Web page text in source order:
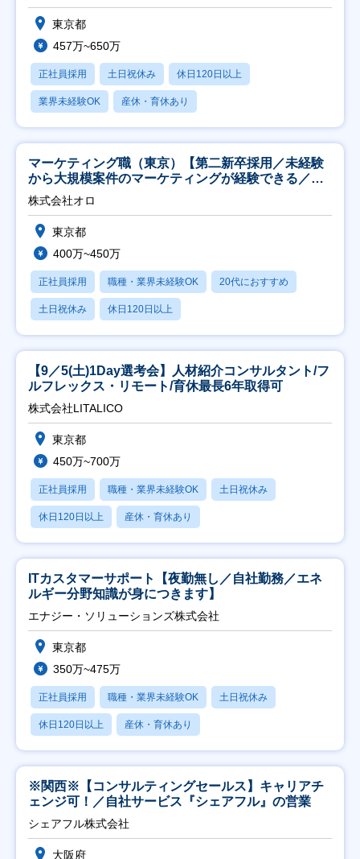
東京都
457万~650万
正社員採用 土日祝休み 休日120日以上
業界未経験OK 産休・育休あり
マーケティング職（東京）【第二新卒採用／未経験
から大規模案件のマーケティングが経験できる／研
修充実】
株式会社オロ
東京都
400万~450万
正社員採用 職種・業界未経験OK 20代におすすめ
土日祝休み 休日120日以上
【9／5(土)1Day選考会】人材紹介コンサルタント/フ
ルフレックス・リモート/育休最長6年取得可
株式会社LITALICO
東京都
450万~700万
正社員採用 職種・業界未経験OK 土日祝休み
休日120日以上 産休・育休あり
ITカスタマーサポート【夜勤無し／自社勤務／エネ
ルギー分野知識が身につきます】
エナジー・ソリューションズ株式会社
東京都
350万~475万
正社員採用 職種・業界未経験OK 土日祝休み
休日120日以上 産休・育休あり
※関西※【コンサルティングセールス】キャリアチ
ェンジ可！／自社サービス『シェアフル』の営業
シェアフル株式会社
大阪府